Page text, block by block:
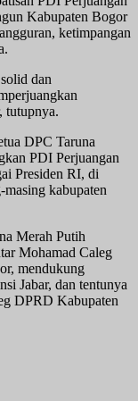
Kabupaten Bogor
ketimpangan
dan
tutupnya.
DPC Taruna
PDI Perjuangan
Presiden RI, di
kabupaten
Merah Putih
Mohamad Caleg
mendukung
Jabar, dan tentunya
DPRD Kabupaten